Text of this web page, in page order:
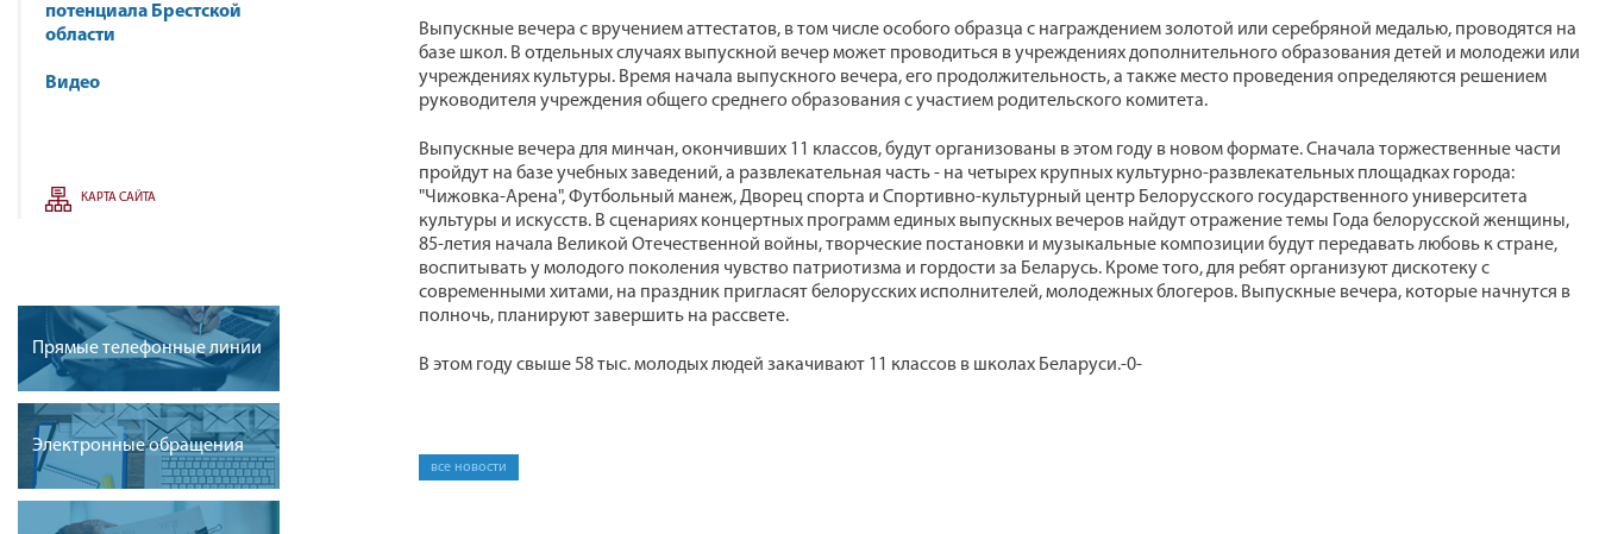
потенциала Брестской
области
Видео
КАРТА САЙТА
Прямые телефонные линии
Электронные обращения
Выпускные вечера с вручением аттестатов, в том числе особого образца с награждением золотой или серебряной медалью, проводятся на
базе школ. В отдельных случаях выпускной вечер может проводиться в учреждениях дополнительного образования детей и молодежи или
учреждениях культуры. Время начала выпускного вечера, его продолжительность, а также место проведения определяются решением
руководителя учреждения общего среднего образования с участием родительского комитета.
Выпускные вечера для минчан, окончивших 11 классов, будут организованы в этом году в новом формате. Сначала торжественные части
пройдут на базе учебных заведений, а развлекательная часть - на четырех крупных культурно-развлекательных площадках города:
"Чижовка-Арена", Футбольный манеж, Дворец спорта и Спортивно-культурный центр Белорусского государственного университета
культуры и искусств. В сценариях концертных программ единых выпускных вечеров найдут отражение темы Года белорусской женщины,
85-летия начала Великой Отечественной войны, творческие постановки и музыкальные композиции будут передавать любовь к стране,
воспитывать у молодого поколения чувство патриотизма и гордости за Беларусь. Кроме того, для ребят организуют дискотеку с
современными хитами, на праздник пригласят белорусских исполнителей, молодежных блогеров. Выпускные вечера, которые начнутся в
полночь, планируют завершить на рассвете.
В этом году свыше 58 тыс. молодых людей закачивают 11 классов в школах Беларуси.-0-
все новости